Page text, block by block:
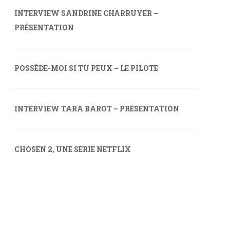
INTERVIEW SANDRINE CHARRUYER –
PRÉSENTATION
POSSÈDE-MOI SI TU PEUX – LE PILOTE
INTERVIEW TARA BAROT – PRÉSENTATION
CHOSEN 2, UNE SERIE NETFLIX